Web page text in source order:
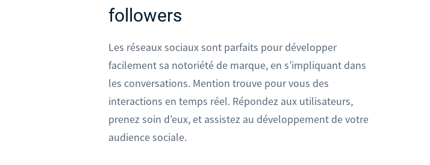
followers
Les réseaux sociaux sont parfaits pour développer
facilement sa notoriété de marque, en s’impliquant dans
les conversations. Mention trouve pour vous des
interactions en temps réel. Répondez aux utilisateurs,
prenez soin d’eux, et assistez au développement de votre
audience sociale.